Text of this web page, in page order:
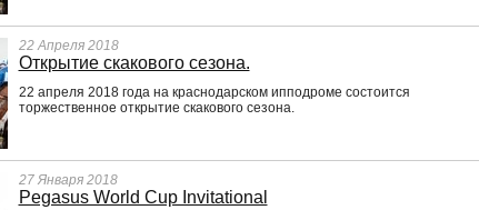
22 Апреля 2018
Открытие скакового сезона.
22 апреля 2018 года на краснодарском ипподроме состоится
торжественное открытие скакового сезона.
27 Января 2018
Pegasus World Cup Invitational